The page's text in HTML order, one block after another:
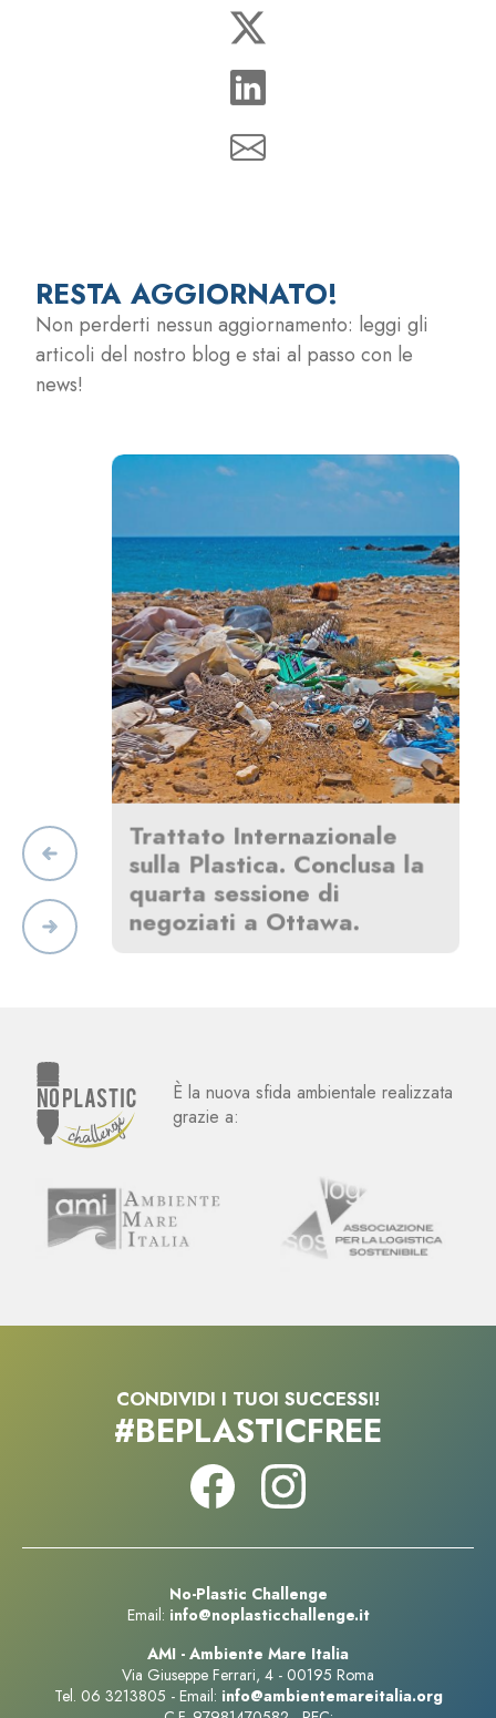
RESTA AGGIORNATO!
Non perderti nessun aggiornamento: leggi gli
articoli del nostro blog e stai al passo con le
news!
Trattato Internazionale
sulla Plastica. Conclusa la
quarta sessione di
negoziati a Ottawa.
È la nuova sfida ambientale realizzata
grazie a:
CONDIVIDI I TUOI SUCCESSI!
#BEPLASTICFREE
No-Plastic Challenge
Email: info@noplasticchallenge.it
AMI - Ambiente Mare Italia
Via Giuseppe Ferrari, 4 - 00195 Roma
Tel. 06 3213805 - Email: info@ambientemareitalia.org